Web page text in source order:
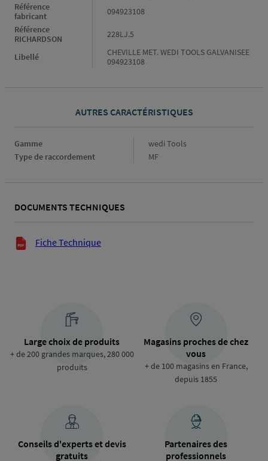
Référence
fabricant
094923108
Référence
RICHARDSON
228LJ.5
Libellé
CHEVILLE MET. WEDI TOOLS GALVANISEE
094923108
AUTRES CARACTÉRISTIQUES
Gamme Gamme
wedi Tools
Type de raccordement
Type
MF
DOCUMENTS TECHNIQUES
Documents techniques
Fiche Technique
Large choix de produits
+ de 200 grandes marques, 280 000
produits
Magasins proches de chez
vous
+ de 100 magasins en France,
depuis 1855
Conseils d'experts et devis
gratuits
Partenaires des
professionnels